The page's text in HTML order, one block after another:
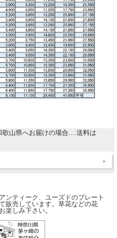
山県へお届けの場合....送料は
ンティーク、ユーズドのプレート
販売しています。草花などの花
楽しみ下さい。